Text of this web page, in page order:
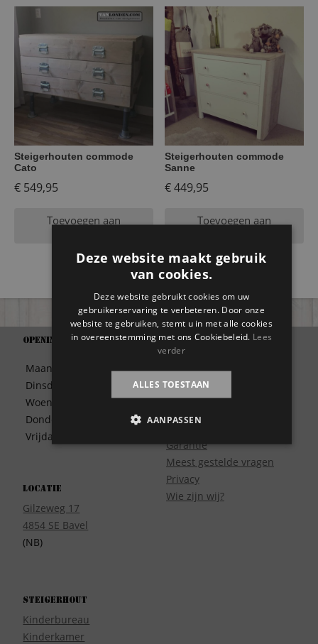
Steigerhouten commode
Cato
€ 549,95
Toevoegen aan
Steigerhouten commode
Sanne
€449,95
Toevoegen aan
Openingstijden
Maandag
Dinsdag
Woensdag
Donderdag
Vrijdag
09:30 – 17:00
09:30 – 17:00
09:30 – 17:00
09:30 – 17:00
Locatie
Gilzeweg 17
4854 SE Bavel
(NB)
Support
Disclaimer
Garantie
Meest gestelde vragen
Privacy
Wie zijn wij?
Steigerhout
Kinderbureau
Kinderkamer
Deze website maakt gebruik
van cookies.
Deze website gebruikt cookies om uw
gebruikerservaring te verbeteren. Door onze
website te gebruiken, stemt u in met alle cookies
in overeenstemming met ons Cookiebeleid. Lees
verder
ALLES TOESTAAN
AANPASSEN